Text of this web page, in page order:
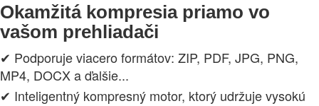
Okamžitá kompresia priamo vo
vašom prehliadači
✔ Podporuje viacero formátov: ZIP, PDF, JPG, PNG,
MP4, DOCX a ďalšie...
✔ Inteligentný kompresný motor, ktorý udržuje vysokú